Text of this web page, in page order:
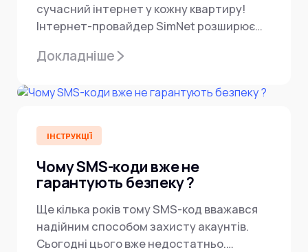
сучасний інтернет у кожну квартиру!
Інтернет-провайдер SimNet розширює
Докладніше
ІНСТРУКЦІЇ
Чому SMS-коди вже не
гарантують безпеку ?
Ще кілька років тому SMS-код вважався
надійним способом захисту акаунтів.
Сьогодні цього вже недостатньо.